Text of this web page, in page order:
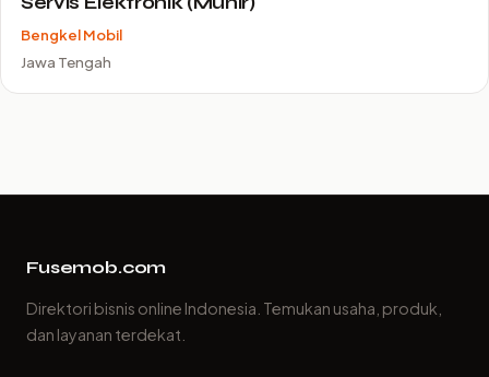
Bengkel Mobil
Jawa Tengah
Fusemob.com
Direktori bisnis online Indonesia. Temukan usaha, produk,
dan layanan terdekat.